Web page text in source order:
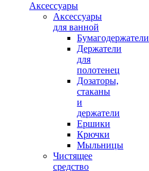
Аксессуары
Аксессуары
для ванной
Бумагодержатели
Держатели
для
полотенец
Дозаторы,
стаканы
и
держатели
Ершики
Крючки
Мыльницы
Чистящее
средство